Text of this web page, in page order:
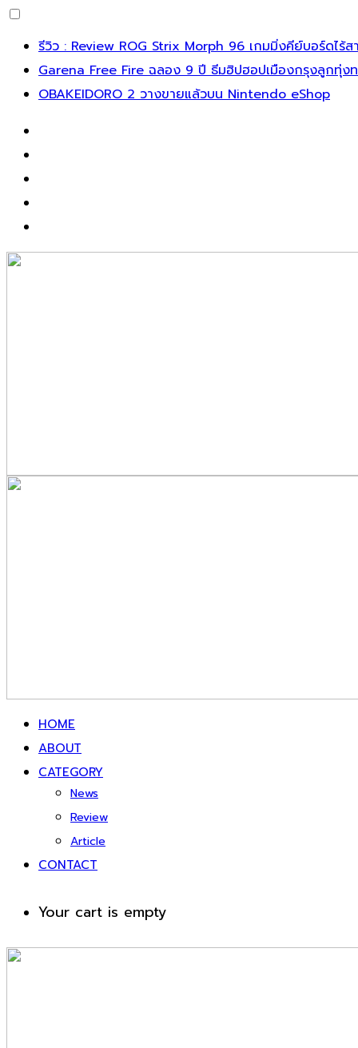
รีวิว : Review ROG Strix Morph 96 เกมมิ่งคีย์บอร์ดไร้
Garena Free Fire ฉลอง 9 ปี ธีมฮิปฮอปเมืองกรุงลูกทุ่ง
OBAKEIDORO 2 วางขายแล้วบน Nintendo eShop
HOME
ABOUT
CATEGORY
News
Review
Article
CONTACT
Your cart is empty